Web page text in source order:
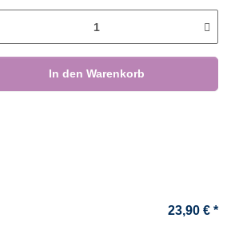
In den Warenkorb
23,90 € *